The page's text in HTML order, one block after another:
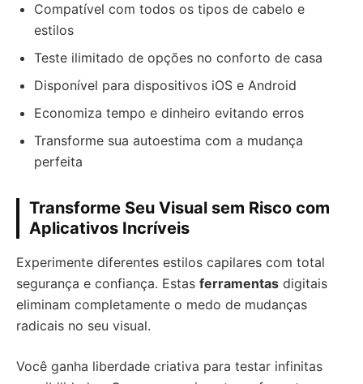
Compatível com todos os tipos de cabelo e
estilos
Teste ilimitado de opções no conforto de casa
Disponível para dispositivos iOS e Android
Economiza tempo e dinheiro evitando erros
Transforme sua autoestima com a mudança
perfeita
Transforme Seu Visual sem Risco com
Aplicativos Incríveis
Experimente diferentes estilos capilares com total
segurança e confiança. Estas ferramentas digitais
eliminam completamente o medo de mudanças
radicais no seu visual.
Você ganha liberdade criativa para testar infinitas